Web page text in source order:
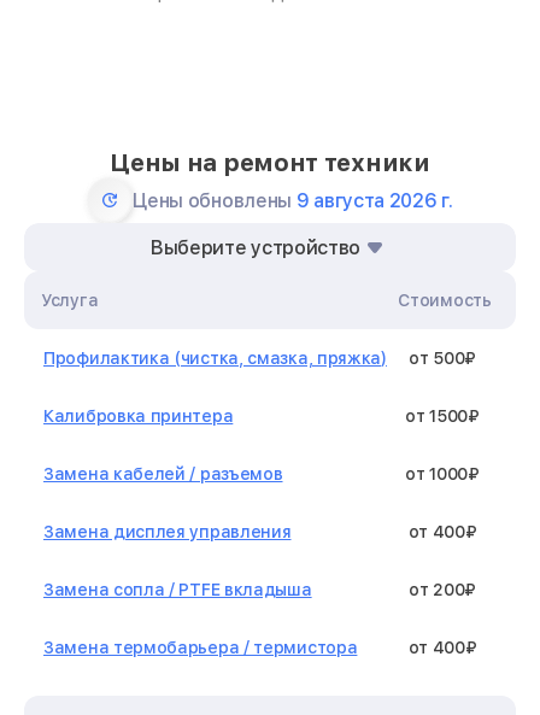
Цены на ремонт техники
Цены обновлены 9 августа 2026 г.
Выберите устройство
Услуга Стоимость
Профилактика (чистка, смазка, пряжка) от 500₽
Калибровка принтера от 1500₽
Замена кабелей / разъемов от 1000₽
Замена дисплея управления от 400₽
Замена сопла / PTFE вкладыша от 200₽
Замена термобарьера / термистора от 400₽